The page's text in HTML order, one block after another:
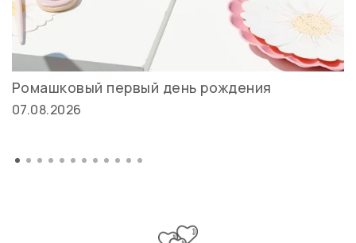
Ромашковый первый день рождения
07.08.2026